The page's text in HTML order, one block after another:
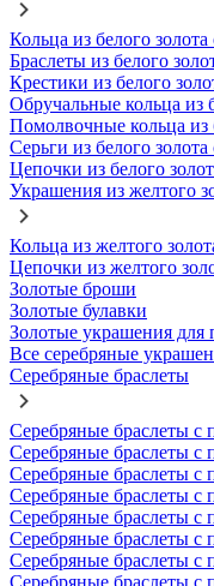
Кольца из белого
Браслеты из белого
Крестики из белого
Обручальные кольца из
Помолвочные кольца из
Серьги из белого
Цепочки из белого
Украшения из желтого
Кольца из желтого
Цепочки из желтого
Золотые броши
Золотые булавки
Золотые украшения для
Все серебряные
Серебряные браслеты
Серебряные браслеты с
Серебряные браслеты с
Серебряные браслеты с
Серебряные браслеты с
Серебряные браслеты с
Серебряные браслеты с
Серебряные браслеты с
Серебряные браслеты с